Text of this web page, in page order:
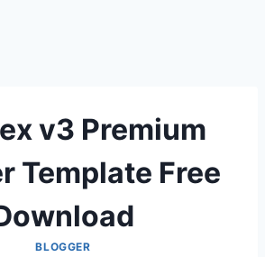
v3 Premium
Template Free
BLOGGER